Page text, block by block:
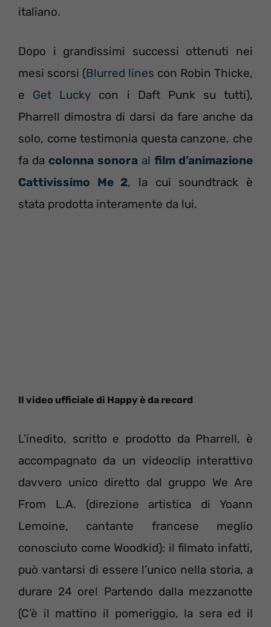
italiano.
Dopo i grandissimi successi ottenuti nei
mesi scorsi (Blurred lines con Robin Thicke,
e Get Lucky con i Daft Punk su tutti),
Pharrell dimostra di darsi da fare anche da
solo, come testimonia questa canzone, che
fa dacolonna sonora al film d’animazione
Cattivissimo Me 2, la cui soundtrack è
stata prodotta interamente da lui.
Il video ufficiale di Happy è da record
L’inedito, scritto e prodotto da Pharrell, è
accompagnato da un videoclip interattivo
davvero unico diretto dal gruppo We Are
From L.A. (direzione artistica di Yoann
Lemoine, cantante francese meglio
conosciuto come Woodkid): il filmato infatti,
può vantarsi di essere l’unico nella storia, a
durare 24 ore! Partendo dalla mezzanotte
(C’è il mattino il pomeriggio, la sera ed il